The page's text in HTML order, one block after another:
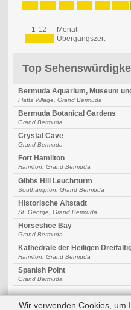
1-12 Monat
Übergangszeit
Top
Bermuda Aquarium, Museum
Flatts Village, Grand Bermuda
Bermuda Botanical Gardens
Grand Bermuda
Crystal Cave
Grand Bermuda
Fort Hamilton
Hamilton, Grand Bermuda
Gibbs Hill Leuchtturm
Southampton, Grand Bermuda
Historische Altstadt
St. George, Grand Bermuda
Horseshoe Bay
Grand Bermuda
Kathedrale der Heiligen
Hamilton, Grand Bermuda
Spanish Point
Grand Bermuda
Wir verwenden Cookies, um